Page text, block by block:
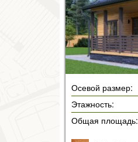
Осевой размер:
Этажность:
Общая площадь: